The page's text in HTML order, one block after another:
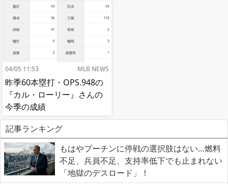
04/05 11:53 MLB NEWS
昨季60本塁打・OPS.948の
『カル・ローリー』さんの
今季の成績
記事ランキング
もはやプーチンに停戦の選択肢はない…燃料
不足、兵員不足、支持率低下でも止まれない
「地獄のデスロード」！